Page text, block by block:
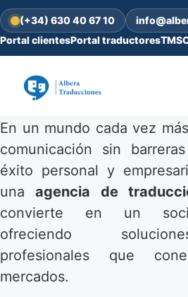
(+34) 630 40 67 10
Portal clientesPortal traductoresTMS
En un mundo cada vez
comunicación sin
éxito personal y
unaagencia de
convierte en un
ofreciendo
profesionales que
mercados.